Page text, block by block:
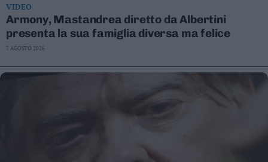
VIDEO
Armony, Mastandrea diretto da Albertini
presenta la sua famiglia diversa ma felice
7 AGOSTO 2026